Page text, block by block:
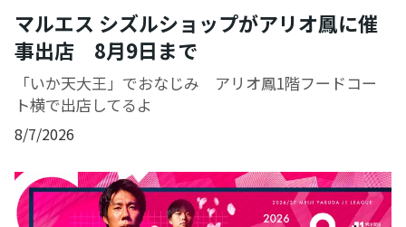
マルエス シズルショップがアリオ鳳に催
事出店 8月9日まで
「いか天大王」でおなじみ アリオ鳳1階フードコー
ト横で出店してるよ
8/7/2026